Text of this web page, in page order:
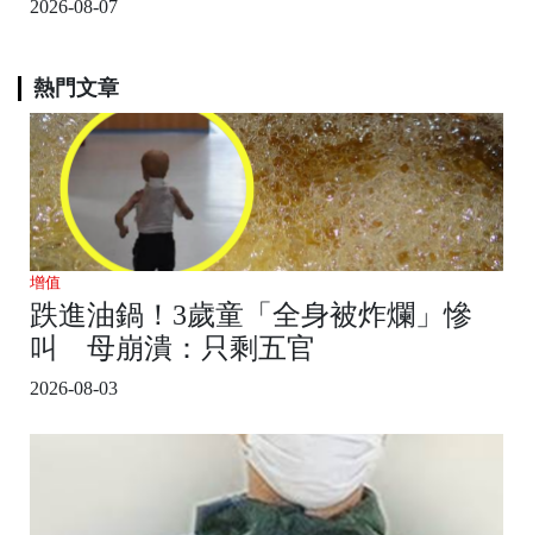
2026-08-07
熱門文章
增值
跌進油鍋！3歲童「全身被炸爛」慘
叫 母崩潰：只剩五官
2026-08-03